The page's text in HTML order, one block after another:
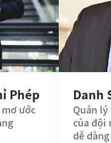
Phép
ước
Danh
Quản
của đội
dễ dàng